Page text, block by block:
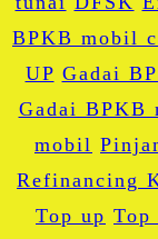
BPKB mobil
UP Gadai
Gadai BPKB
mobil
Refinancing
Top up